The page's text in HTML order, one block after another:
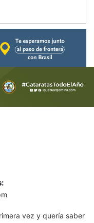
vez y quería saber